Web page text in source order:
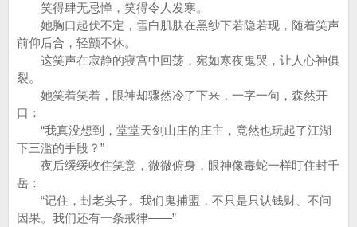
笑得肆无忌惮，笑得令人发寒。
她胸口起伏不定，雪白肌肤在黑纱下若隐若现，随着笑声
前仰后合，轻颤不休。
这笑声在寂静的寝宫中回荡，宛如寒夜鬼哭，让人心神俱
裂。
她笑着笑着，眼神却骤然冷了下来，一字一句，森然开
口：
“我真没想到，堂堂天剑山庄的庄主，竟然也玩起了江湖
下三滥的手段？”
夜后缓缓收住笑意，微微俯身，眼神像毒蛇一样盯住封千
岳：
“记住，封老头子。我们鬼捕盟，不只是只认钱财、不问
因果。我们还有一条戒律——”